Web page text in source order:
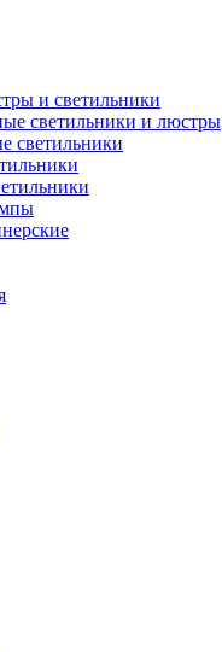
и светильники
светильники и люстры
светильники